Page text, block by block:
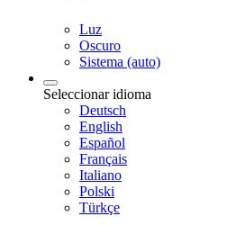
Luz
Oscuro
Sistema (auto)
Seleccionar idioma
Deutsch
English
Español
Français
Italiano
Polski
Türkçe